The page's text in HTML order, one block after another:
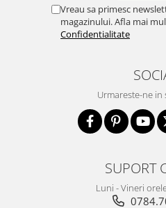
Vreau sa primesc
magazinului. Afla mai
Confidentialitate
Urmareste-ne in
SUPORT
Luni - Vineri